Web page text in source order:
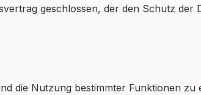
geschlossen, der den Schutz
die Nutzung bestimmter Funktionen